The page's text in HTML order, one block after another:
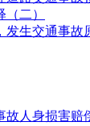
二）
发生交通事故
故人身损害赔